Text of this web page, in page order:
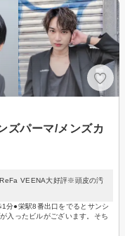
ズパーマ/メンズカ
VEENA大好評※頭皮の汚
分●栄駅8番出口をでるとサンシ
入ったビルがございます。そち